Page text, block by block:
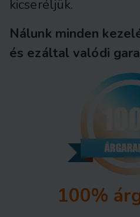
kicseréljük.
Nálunk minden
és ezáltal valódi
100%